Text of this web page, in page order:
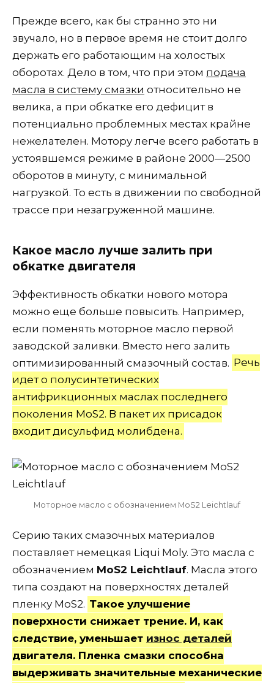
Прежде всего, как бы странно это ни
звучало, но в первое время не стоит долго
держать его работающим на холостых
оборотах. Дело в том, что при этом подача
масла в систему смазки относительно не
велика, а при обкатке его дефицит в
потенциально проблемных местах крайне
нежелателен. Мотору легче всего работать в
устоявшемся режиме в районе 2000—2500
оборотов в минуту, с минимальной
нагрузкой. То есть в движении по свободной
трассе при незагруженной машине.
Какое масло лучше залить при
обкатке двигателя
Эффективность обкатки нового мотора
можно еще больше повысить. Например,
если поменять моторное масло первой
заводской заливки. Вместо него залить
оптимизированный смазочный состав. Речь
идет о полусинтетических
антифрикционных маслах последнего
поколения MoS2. В пакет их присадок
входит дисульфид молибдена.
Моторное масло с обозначением MoS2 Leichtlauf
Серию таких смазочных материалов
поставляет немецкая Liqui Moly. Это масла с
обозначением MoS2 Leichtlauf. Масла этого
типа создают на поверхностях деталей
пленку MoS2. Такое улучшение
поверхности снижает трение. И, как
следствие, уменьшает износ деталей
двигателя. Пленка смазки способна
выдерживать значительные механические